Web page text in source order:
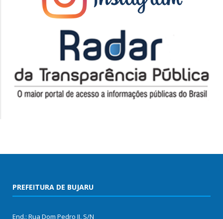
PREFEITURA DE BUJARU
End.: Rua Dom Pedro II, S/N